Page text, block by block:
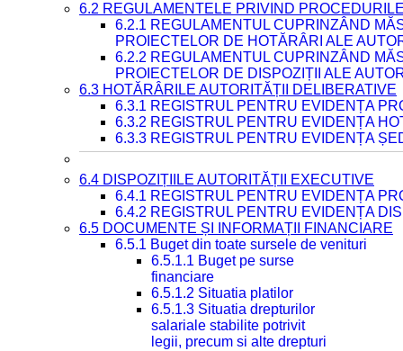
6.2 REGULAMENTELE PRIVIND
6.2.1 REGULAMENTUL CUPRINZÂND
PROIECTELOR DE HOTĂRÂRI ALE
6.2.2 REGULAMENTUL CUPRINZÂND
PROIECTELOR DE DISPOZIȚII ALE
6.3 HOTĂRÂRILE AUTORITĂȚII DELIBERATIVE
6.3.1 REGISTRUL PENTRU EVIDENȚA
6.3.2 REGISTRUL PENTRU EVIDENȚA
6.3.3 REGISTRUL PENTRU EVIDENȚA
6.4 DISPOZIȚIILE AUTORITĂȚII EXECUTIVE
6.4.1 REGISTRUL PENTRU EVIDENȚA
6.4.2 REGISTRUL PENTRU EVIDENȚA
6.5 DOCUMENTE ȘI INFORMAȚII FINANCIARE
6.5.1 Buget din toate sursele de venituri
6.5.1.1 Buget pe surse
financiare
6.5.1.2 Situatia platilor
6.5.1.3 Situatia drepturilor
salariale stabilite potrivit
legii, precum si alte drepturi